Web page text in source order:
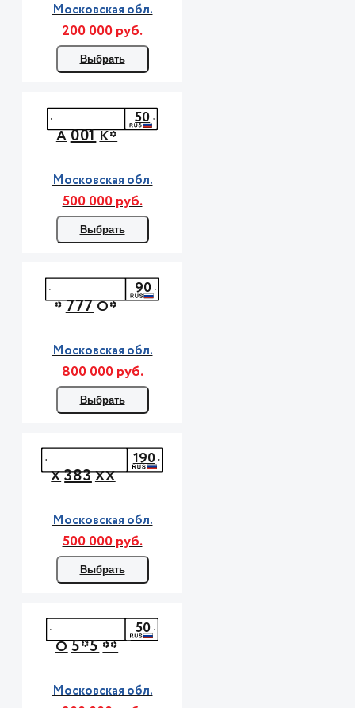
Московская обл.
200 000 руб.
Выбрать
А001К*
50
Московская обл.
500 000 руб.
Выбрать
*777О*
90
Московская обл.
800 000 руб.
Выбрать
Х383ХХ
190
Московская обл.
500 000 руб.
Выбрать
О5*5**
50
Московская обл.